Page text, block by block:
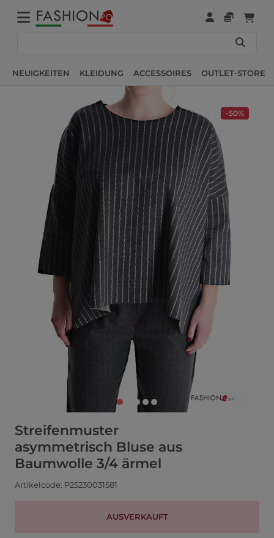
NEUIGKEITEN KLEIDUNG ACCESSOIRES OUTLET-STORE
-50%
Streifenmuster
asymmetrisch Bluse aus
Baumwolle 3/4 ärmel
Artikelcode: P25230031581
AUSVERKAUFT